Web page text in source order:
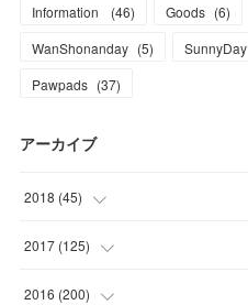
Information
(46) Goods (6)
WanShonanday (5) SunnyDay
Pawpads (37)
アーカイブ
2018 (45)
(1)
(1)
2017 (125)
(6)
2016 (200)